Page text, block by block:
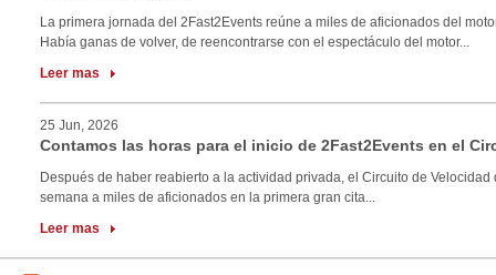
La primera jornada del 2Fast2Events reúne a miles de aficionados del
Había ganas de volver, de reencontrarse con el espectáculo del motor...
Leer mas
25 Jun, 2026
Contamos las horas para el inicio de 2Fast2Events en el
Después de haber reabierto a la actividad privada, el Circuito de Velocidad
semana a miles de aficionados en la primera gran cita...
Leer mas